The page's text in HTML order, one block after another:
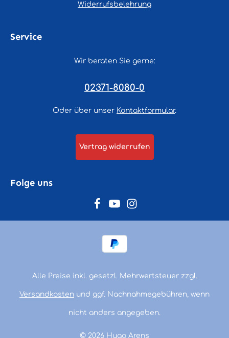
Widerrufsbelehrung
Service
Wir beraten Sie gerne:
02371-8080-0
Oder über unser Kontaktformular.
Vertrag widerrufen
Folge uns
© 2026 Hugo Arens
Alle Preise inkl. gesetzl. Mehrwertsteuer zzgl.
Versandkosten und ggf. Nachnahmegebühren, wenn
nicht anders angegeben.